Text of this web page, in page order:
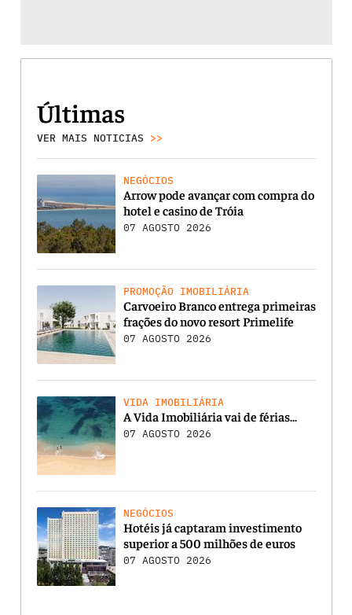
Últimas
VER MAIS NOTICIAS >>
NEGÓCIOS
Arrow pode avançar com compra do
hotel e casino de Tróia
07 AGOSTO 2026
PROMOÇÃO IMOBILIÁRIA
Carvoeiro Branco entrega primeiras
frações do novo resort Primelife
07 AGOSTO 2026
VIDA IMOBILIÁRIA
A Vida Imobiliária vai de férias…
07 AGOSTO 2026
NEGÓCIOS
Hotéis já captaram investimento
superior a 500 milhões de euros
07 AGOSTO 2026